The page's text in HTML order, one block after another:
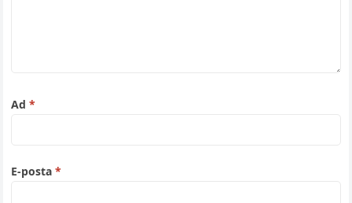
Ad*
E-posta*